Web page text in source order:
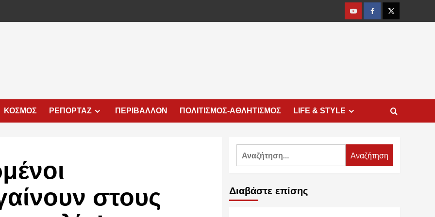
YoutubeFacebookTwitter
ΚΟΣΜΟΣ ΡΕΠΟΡΤΑΖ ΠΕΡΙΒΑΛΛΟΝ ΠΟΛΙΤΙΣΜΟΣ-ΑΘΛΗΤΙΣΜΟΣ LIFE & STYLE
στους
Αναζήτηση
Διαβάστε επίσης